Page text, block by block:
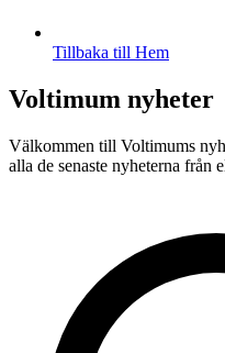
Tillbaka till Hem
Voltimum nyheter
Välkommen till Voltimums
alla de senaste nyheterna från